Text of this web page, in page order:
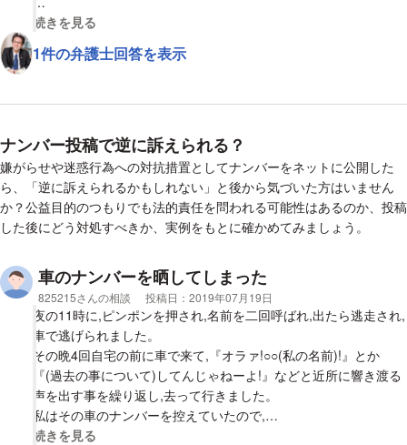
この駐車場に会社が近くて、私は当日近づけず会社に帰社できま
せんでした。
信用第一の仕事をしているので、解雇や営業妨害になったりした
場合など、最後まで責任は取ってと話してはおります。
管理会社側は100パーセント悪いと認めています。が!!
それで終わっていい話なのかがすごく気になります。
【質問1】
ことはできますか？
視覚的に省略された相談全文の
続きを見る
1件の弁護士回答を表示
ナンバー投稿で逆に訴えられる？
嫌がらせや迷惑行為への対抗措置としてナンバーをネットに公開した
ら、「逆に訴えられるかもしれない」と後から気づいた方はいません
か？公益目的のつもりでも法的責任を問われる可能性はあるのか、投稿
した後にどう対処すべきか、実例をもとに確かめてみましょう。
車のナンバーを晒してしまった
相談者
825215さんの相談 投稿日： 2019年07月19日
夜の11時に,ピンポンを押され,名前を二回呼ばれ,出たら逃走され,
車で逃げられました。
その晩4回自宅の前に車で来て,『オラァ!○○(私の名前)!』とか
『(過去の事について)してんじゃねーよ!』などと近所に響き渡る
声を出す事を繰り返し,去って行きました。
私はその車のナンバーを控えていたので,
車種は解らなかったのですが車の色と形と共にそのナンバーを掲
視覚的に省略された相談全文の
続きを見る